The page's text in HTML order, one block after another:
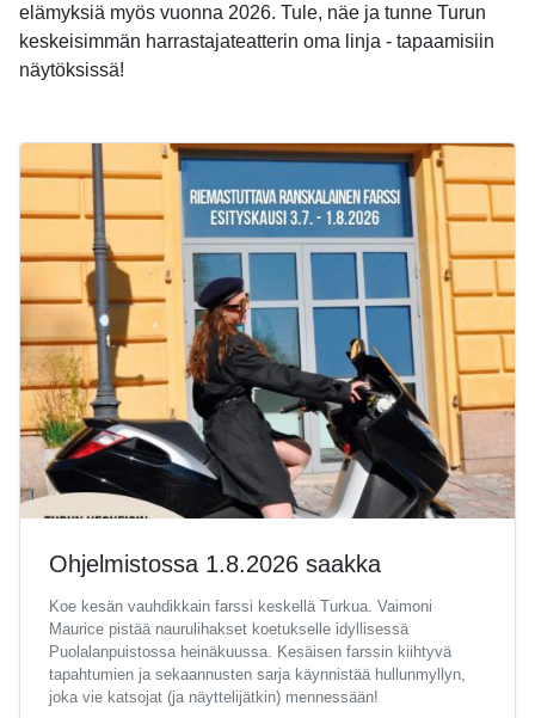
elämyksiä myös vuonna 2026. Tule, näe ja tunne Turun
keskeisimmän harrastajateatterin oma linja - tapaamisiin
näytöksissä!
Ohjelmistossa 1.8.2026 saakka
Koe kesän vauhdikkain farssi keskellä Turkua. Vaimoni
Maurice pistää naurulihakset koetukselle idyllisessä
Puolalanpuistossa heinäkuussa. Kesäisen farssin kiihtyvä
tapahtumien ja sekaannusten sarja käynnistää hullunmyllyn,
joka vie katsojat (ja näyttelijätkin) mennessään!